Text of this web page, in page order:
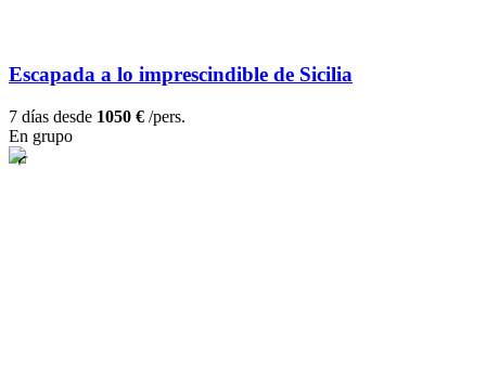
Escapada a lo imprescindible de Sicilia
7 días desde 1050 € /pers.
En grupo